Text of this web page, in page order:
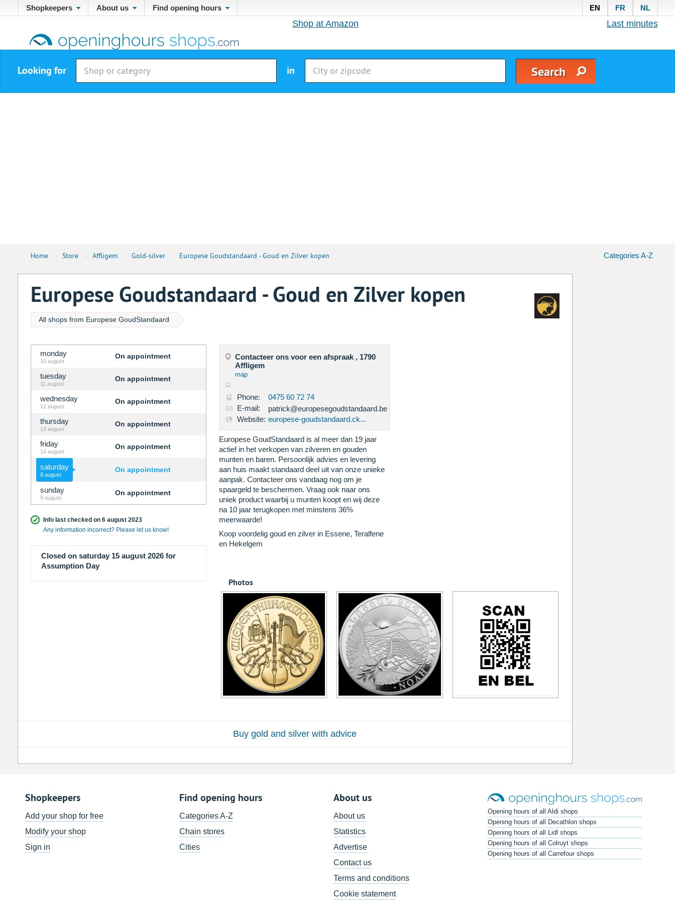
Shopkeepers About us Find opening hours EN FR NL
Shop at Amazon Last minutes
Looking for in
Home › Store › Affligem › Gold-silver › Europese Goudstandaard - Goud en Zilver kopen Categories A-Z
Europese Goudstandaard - Goud en Zilver kopen
All shops from Europese GoudStandaard
monday
10 august
On appointment
tuesday
11 august
On appointment
wednesday
12 august
On appointment
thursday
13 august
On appointment
friday
14 august
On appointment
saturday
8 august
On appointment
sunday
9 august
On appointment
Info last checked on 6 august 2023
Any information incorrect? Please let us know!
Closed on saturday 15 august 2026 for
Assumption Day
Contacteer ons voor een afspraak , 1790
Affligem
map
Phone:
0475 60 72 74
E-mail:
patrick@europesegoudstandaard.be
Website: europese-goudstandaard.ck...
Europese GoudStandaard is al meer dan 19 jaar
actief in het verkopen van zilveren en gouden
munten en baren. Persoonlijk advies en levering
aan huis maakt standaard deel uit van onze unieke
aanpak. Contacteer ons vandaag nog om je
spaargeld te beschermen. Vraag ook naar ons
uniek product waarbij u munten koopt en wij deze
na 10 jaar terugkopen met minstens 36%
meerwaarde!
Koop voordelig goud en zilver in Essene, Teralfene
en Hekelgem
Photos
Buy gold and silver with advice
Shopkeepers
Add your shop for free
Modify your shop
Sign in
Find opening hours
Categories A-Z
Chain stores
Cities
About us
About us
Statistics
Advertise
Contact us
Terms and conditions
Cookie statement
Opening hours of all Aldi shops
Opening hours of all Decathlon shops
Opening hours of all Lidl shops
Opening hours of all Colruyt shops
Opening hours of all Carrefour shops